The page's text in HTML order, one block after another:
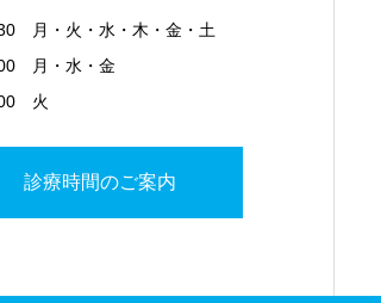
月・火・水・木・金・土
月・水・金
火
診療時間のご案内